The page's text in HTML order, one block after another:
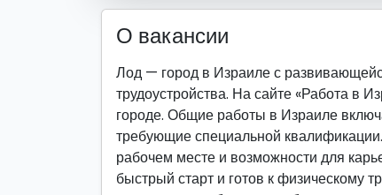
О вакансии
Лод — город в Израиле с
трудоустройства. На сайте «Работа в
городе. Общие работы в Израиле
требующие специальной
рабочем месте и возможности для
быстрый старт и готов к физическому